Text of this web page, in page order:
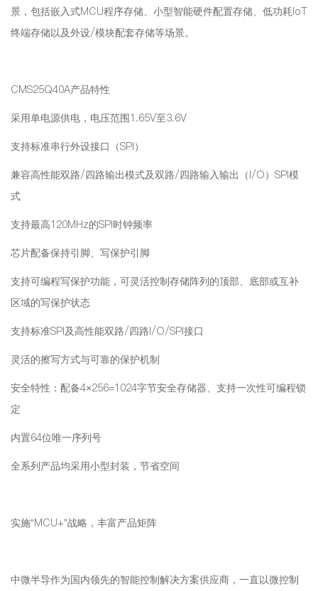
景，包括嵌入式MCU程序存储、小型智能硬件配置存储、低功耗IoT
终端存储以及外设/模块配套存储等场景。
CMS25Q40A产品特性
采用单电源供电，电压范围1.65V至3.6V
支持标准串行外设接口（SPI）
兼容高性能双路/四路输出模式及双路/四路输入输出（I/O）SPI模
式
支持最高120MHz的SPI时钟频率
芯片配备保持引脚、写保护引脚
支持可编程写保护功能，可灵活控制存储阵列的顶部、底部或互补
区域的写保护状态
支持标准SPI及高性能双路/四路I/O/SPI接口
灵活的擦写方式与可靠的保护机制
安全特性：配备4×256=1024字节安全存储器、支持一次性可编程锁
定
内置64位唯一序列号
全系列产品均采用小型封装，节省空间
实施“MCU+”战略，丰富产品矩阵
中微半导作为国内领先的智能控制解决方案供应商，一直以微控制